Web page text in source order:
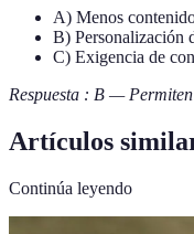
A) Menos
B) Personalización
C) Exigencia de
Respuesta : B —
Artículos
Continúa leyendo